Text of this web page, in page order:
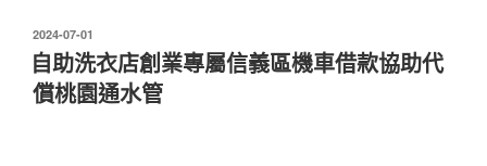
發
佈
於
2024-07-01
自助洗衣店創業專屬信義區機車借款協助代
償桃園通水管